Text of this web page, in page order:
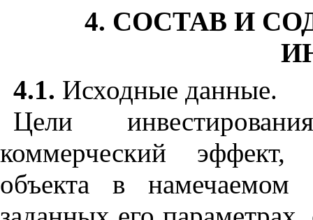
4. СОСТАВ И
4.1. Исходные данные.
Цели
коммерческий
объекта в намечаемом